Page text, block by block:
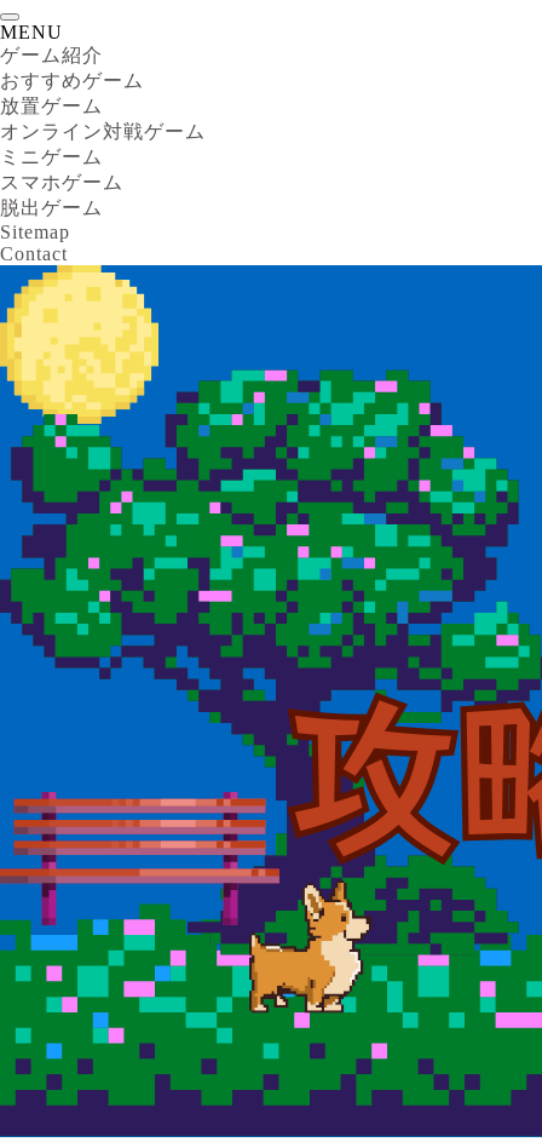
MENU
ゲーム紹介
おすすめゲーム
放置ゲーム
オンライン対戦ゲーム
ミニゲーム
スマホゲーム
脱出ゲーム
Sitemap
Contact